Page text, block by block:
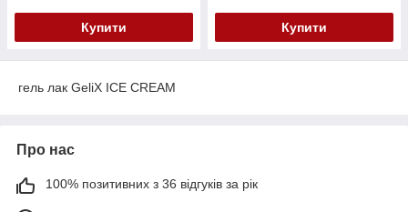
Купити Купити
гель лак GeliX ICE CREAM
Про нас
100% позитивних з 36 відгуків за рік